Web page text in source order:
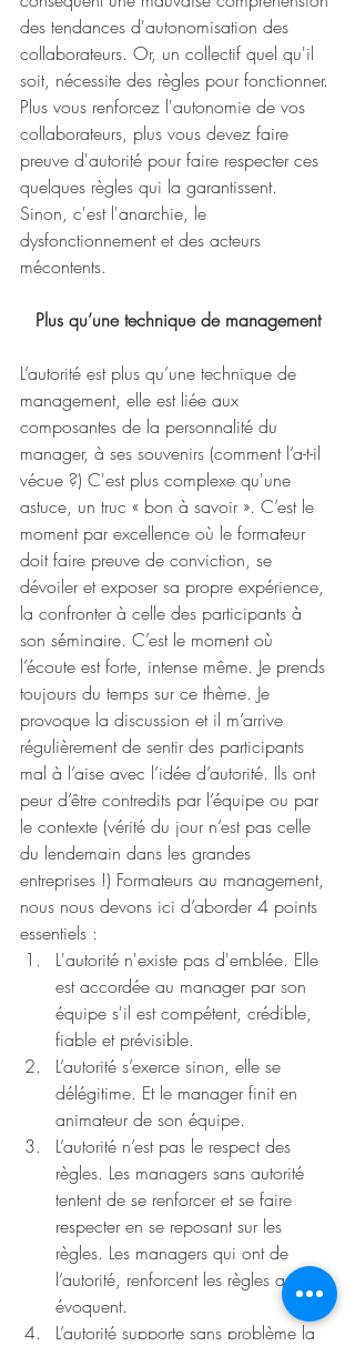
des tendances d'autonomisation des
collaborateurs. Or, un collectif quel qu'il
soit, nécessite des règles pour fonctionner.
Plus vous renforcez l'autonomie de vos
collaborateurs, plus vous devez faire
preuve d'autorité pour faire respecter ces
quelques règles qui la garantissent.
Sinon, c'est l'anarchie, le
dysfonctionnement et des acteurs
mécontents.
Plus qu’une technique de management
L’autorité est plus qu’une technique de
management, elle est liée aux
composantes de la personnalité du
manager, à ses souvenirs (comment l’a-t-il
vécue ?) C'est plus complexe qu'une
astuce, un truc « bon à savoir ». C’est le
moment par excellence où le formateur
doit faire preuve de conviction, se
dévoiler et exposer sa propre expérience,
la confronter à celle des participants à
son séminaire. C’est le moment où
l’écoute est forte, intense même. Je prends
toujours du temps sur ce thème. Je
provoque la discussion et il m’arrive
régulièrement de sentir des participants
mal à l’aise avec l’idée d’autorité. Ils ont
peur d’être contredits par l’équipe ou par
le contexte (vérité du jour n’est pas celle
du lendemain dans les grandes
entreprises !) Formateurs au management,
nous nous devons ici d’aborder 4 points
essentiels :
L'autorité n'existe pas d'emblée. Elle
est accordée au manager par son
équipe s'il est compétent, crédible,
fiable et prévisible.
L’autorité s’exerce sinon, elle se
délégitime. Et le manager finit en
animateur de son équipe.
L’autorité n’est pas le respect des
règles. Les managers sans autorité
tentent de se renforcer et se faire
respecter en se reposant sur les
règles. Les managers qui ont de
l’autorité, renforcent les règles qu'ils
évoquent.
L’autorité supporte sans problème la